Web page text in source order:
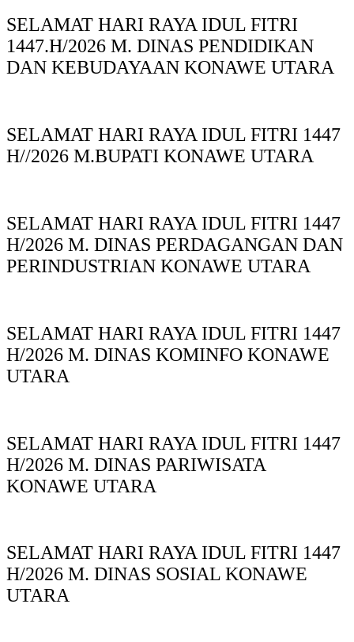
SELAMAT HARI RAYA IDUL FITRI
1447.H/2026 M. DINAS PENDIDIKAN
DAN KEBUDAYAAN KONAWE UTARA
SELAMAT HARI RAYA IDUL FITRI 1447
H//2026 M.BUPATI KONAWE UTARA
SELAMAT HARI RAYA IDUL FITRI 1447
H/2026 M. DINAS PERDAGANGAN DAN
PERINDUSTRIAN KONAWE UTARA
SELAMAT HARI RAYA IDUL FITRI 1447
H/2026 M. DINAS KOMINFO KONAWE
UTARA
SELAMAT HARI RAYA IDUL FITRI 1447
H/2026 M. DINAS PARIWISATA
KONAWE UTARA
SELAMAT HARI RAYA IDUL FITRI 1447
H/2026 M. DINAS SOSIAL KONAWE
UTARA